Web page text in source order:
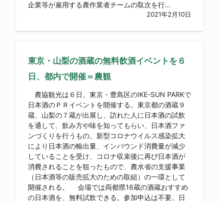
企業等が雇用する農作業者チームの取次を行...
2021年2月10日
東京・山梨の酒蔵の無料飲酒イベントを６
日、都内で開催＝農観
農協観光は６日、東京・豊島区のIKE-SUN PARKで
日本酒のＰＲイベントを開催する。東京都の酒蔵９
蔵、山梨の７蔵が出展し、訪れた人に日本酒の試飲
を通して、飲み方や味を知ってもらい、日本酒ファ
ンづくりを行うもの。新型コロナウイルス感染拡大
により日本酒の輸出量、インバウンド消費量が減少
していることを受け、コロナ収束後に再び日本酒が
消費されることを狙ったもので、農水省の支援事業
（日本酒等の販売拡大のための取組）の一環として
開催される。 会場では両都県16蔵の酒蔵おすすめ
の日本酒を、無料試飲できる。参加申込は不要。日